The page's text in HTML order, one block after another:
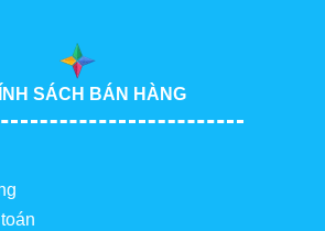
SÁCH BÁN HÀNG